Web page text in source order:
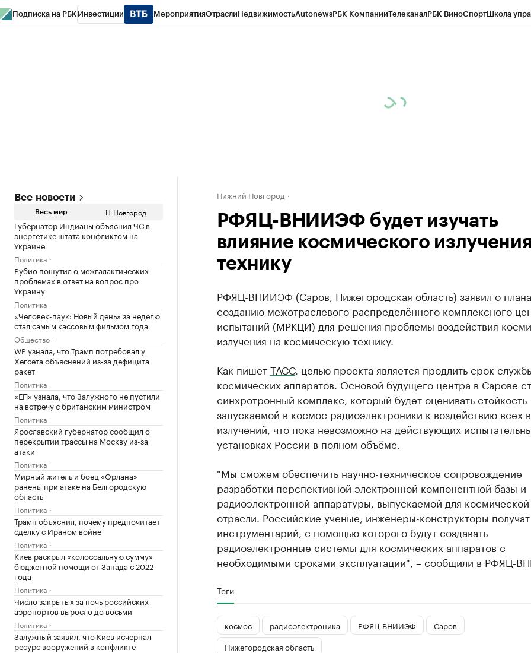
Подписка на РБК Инвестиции МероприятияОтраслиНедвижимостьAutonewsРБК КомпанииТелеканалРБК ВиноСпортШкола
Все новости
Весь мир Н.Новгород
Губернатор Индианы объяснил ЧС в
энергетике штата конфликтом на
Украине
Политика
Рубио пошутил о межгалактических
проблемах в ответ на вопрос про
Украину
Политика
«Человек-паук: Новый день» за неделю
стал самым кассовым фильмом года
Общество
WP узнала, что Трамп потребовал у
Хегсета объяснений из-за дефицита
ракет
Политика
«ЕП» узнала, что Залужного не пустили
на встречу с британским министром
Политика
Ярославский губернатор сообщил о
перекрытии трассы на Москву из-за
атаки
Политика
Мирный житель и боец «Орлана»
ранены при атаке на Белгородскую
область
Политика
Трамп объяснил, почему предпочитает
сделку с Ираном войне
Политика
Киев раскрыл «колоссальную сумму»
бюджетной помощи от Запада с 2022
года
Политика
Число закрытых за ночь российских
аэропортов выросло до восьми
Политика
Залужный заявил, что Киев исчерпал
ресурс вооружений в конфликте
Нижний Новгород
РФЯЦ-ВНИИЭФ будет изучать
влияние космического
технику
РФЯЦ-ВНИИЭФ (Саров, Нижегородская область) заявил о
созданию межотраслевого распределённого комплексного
испытаний (МРКЦИ) для решения проблемы воздействия
излучения на космическую технику.
Как пишетТАСС, целью проекта является продлить срок
космических аппаратов. Основой будущего центра в Сарове
синхротронный комплекс, который будет оценивать стойкость
запускаемой в космос радиоэлектроники к воздействию всех
излучений, что пока невозможно на действующих
установках России в полном объёме.
"Мы сможем обеспечить научно-техническое сопровождение
разработки перспективной электронной компонентной базы и
радиоэлектронной аппаратуры, выпускаемой для космической
отрасли. Российские ученые, инженеры-конструкторы получат
инструментарий, с помощью которого будут создавать
радиоэлектронные системы для космических аппаратов с
необходимыми сроками эксплуатации", – сообщили в РФЯЦ-
Теги
космос радиоэлектроника РФЯЦ-ВНИИЭФ
Саров
Нижегородская область